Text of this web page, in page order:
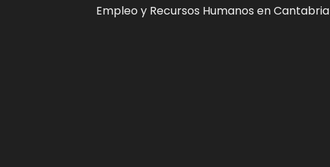
Empleo y Recursos Humanos en Cantabria